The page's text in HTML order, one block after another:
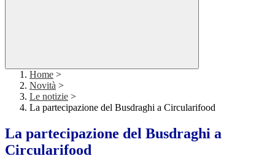
Home >
Novità >
Le notizie >
La partecipazione del Busdraghi a Circularifood
La partecipazione del Busdraghi a
Circularifood